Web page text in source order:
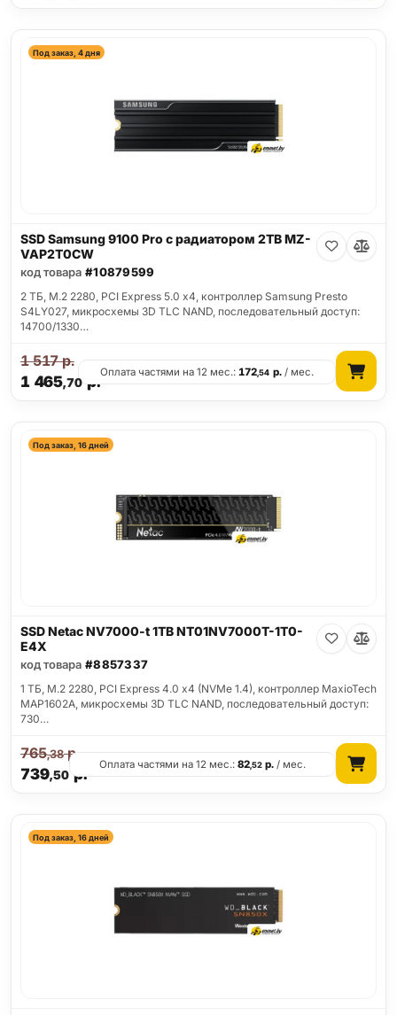
Под заказ, 4 дня
SSD Samsung 9100 Pro с радиатором 2TB MZ-
VAP2T0CW
код товара #10879599
2 ТБ, M.2 2280, PCI Express 5.0 x4, контроллер Samsung Presto
S4LY027, микросхемы 3D TLC NAND, последовательный доступ:
14700/1330…
1 465,70 р.
1 517р.
Оплата частями на 12 мес.:172,54 р./ мес.
Под заказ, 16 дней
SSD Netac NV7000-t 1TB NT01NV7000T-1T0-
E4X
код товара #8857337
1 ТБ, M.2 2280, PCI Express 4.0 x4 (NVMe 1.4), контроллер MaxioTech
MAP1602A, микросхемы 3D TLC NAND, последовательный доступ:
730…
739,50р.
765,38р.
Оплата частями на 12 мес.:82,52 р. / мес.
Под заказ, 16 дней